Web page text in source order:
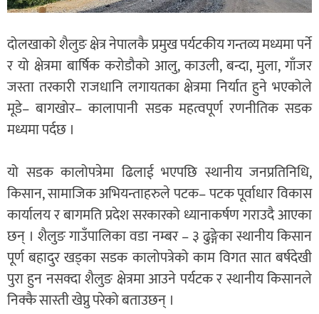
दोलखाको शैलुङ क्षेत्र नेपालकै प्रमुख पर्यटकीय गन्तव्य मध्यमा पर्ने
र यो क्षेत्रमा बार्षिक करोडौको आलु, काउली, बन्दा, मुला, गाँजर
जस्ता तरकारी राजधानि लगायतका क्षेत्रमा निर्यात हुने भएकोले
मूडे– बागखोर– कालापानी सडक महत्वपूर्ण रणनीतिक सडक
मध्यमा पर्दछ ।
यो सडक कालोपत्रेमा ढिलाई भएपछि स्थानीय जनप्रतिनिधि,
किसान, सामाजिक अभियन्ताहरुले पटक– पटक पूर्वाधार विकास
कार्यालय र बागमति प्रदेश सरकारको ध्यानाकर्षण गराउदै आएका
छन् । शैलुङ गाउँपालिका वडा नम्बर – ३ ढुङ्गेका स्थानीय किसान
पूर्ण बहादुर खड्का सडक कालोपत्रेको काम विगत सात बर्षदेखी
पुरा हुन नसक्दा शैलुङ क्षेत्रमा आउने पर्यटक र स्थानीय किसानले
निक्कै सास्ती खेप्नु परेको बताउछन् ।